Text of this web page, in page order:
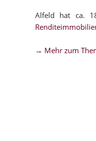
Alfeld hat ca.
→ Mehr zum